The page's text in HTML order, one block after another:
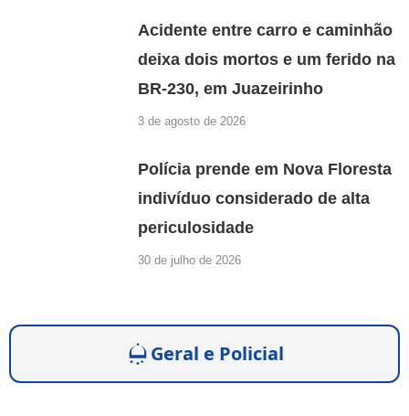
Acidente entre carro e caminhão
deixa dois mortos e um ferido na
BR-230, em Juazeirinho
3 de agosto de 2026
Polícia prende em Nova Floresta
indivíduo considerado de alta
periculosidade
30 de julho de 2026
Geral e Policial